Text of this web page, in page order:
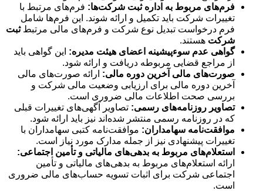
فرمهای مربوط به اداره ثبت شرکتها: فرم‌های مرتبط با
تغییرات شرکت باید تکمیل و ارائه شوند. این فرم‌ها شامل
فرم درخواست تبدیل نوع شرکت و فرم‌های مالی مرتبطثبت
شرکت هستند.
گواهی عدم سوءپیشینه اعضای هیئت مدیره: این گواهی باید
از مراجع قضایی مربوطه دریافت و ارائه شود.
صورتهای مالی آخرین دوره مالی: ارائه صورت‌های مالی
آخرین دوره مالی برای ارزیابی وضعیت مالی شرکت و
بررسی صحت اطلاعات مالی ضروری است.
تصاویر روزنامههای رسمی: تصاویر آگهی‌های تغییرات قبلی
که در روزنامه رسمی منتشر شده‌اند نیز باید ارائه شود.
موافقتنامه سهامداران: موافقت‌نامه کتبی سهامداران با
تغییرات پیشنهادی نیز از جمله مدارک مورد نیاز است.
استعلامهای مربوط به بدهیهای مالیاتی و تأمین اجتماعی:
ارائه استعلام‌های مربوط به بدهی‌های مالیاتی و تأمین
اجتماعی شرکت برای اثبات تسویه حساب‌های مالی ضروری
است.